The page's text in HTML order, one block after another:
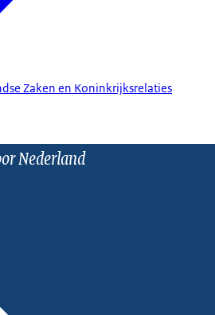
Nederlandse Orden
Zaken en Koninkrijksrelaties
Nederland